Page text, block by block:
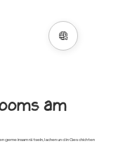
am
gemeinsam rätseln, lachen und in Geschichten